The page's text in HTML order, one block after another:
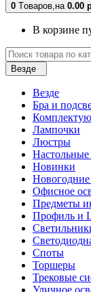
0 Tоваров,на 0.00
В корзине
Везде
Везде
Бра и
Лампочки
Люстры
Новинки
Офисное
Предметы
Профиль и
Споты
Торшеры
Трековые
Уличное